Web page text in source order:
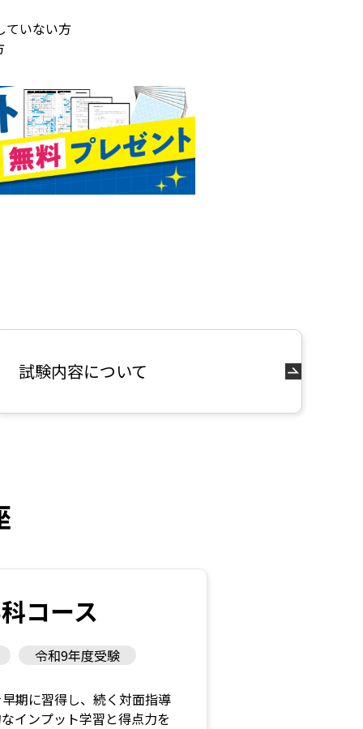
ていない方
試験内容について
コース
令和9年度受験
期に習得し、続く対面指導
インプット学習と得点力を